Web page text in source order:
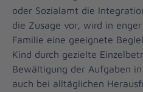
oder Sozialamt die
die Zusage vor, wird in
Familie eine geeignete
Kind durch gezielte
Bewältigung der Aufgaben
auch bei alltäglichen